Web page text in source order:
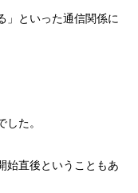
」といった通信関係に
た。
始直後ということもあ